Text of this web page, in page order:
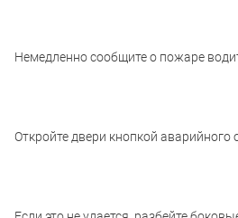
Немедленно сообщите о пожаре
Откройте двери кнопкой аварийного